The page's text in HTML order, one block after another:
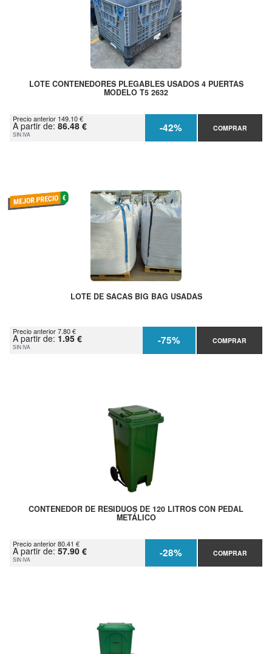
LOTE CONTENEDORES PLEGABLES USADOS 4 PUERTAS
MODELO T5 2632
Precio anterior 149.10 €
A partir de: 86.48 €
SIN IVA -42% COMPRAR
LOTE DE SACAS BIG BAG USADAS
Precio anterior 7.80 €
A partir de: 1.95 €
SIN IVA -75% COMPRAR
CONTENEDOR DE RESIDUOS DE 120 LITROS CON PEDAL
METÁLICO
Precio anterior 80.41 €
A partir de: 57.90 €
SIN IVA -28% COMPRAR